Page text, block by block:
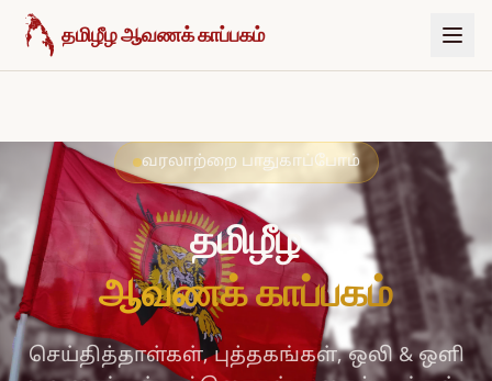
உள்ளடக்கத்திற்குச் செல்க
தமிழீழ ஆவணக் காப்பகம்
வரலாற்றை பாதுகாப்போம்
தமிழீழ
ஆவணக் காப்பகம்
செய்தித்தாள்கள், புத்தகங்கள், ஒலி & ஒளி